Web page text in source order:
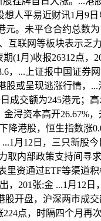
人平易近财讯1月
。未平仓合约总数
互联网等板块表示
(1月)收报26312点
，...上证报中国证
或呈现逃涨行情
交额为245港元；
浔资本高开
港股，恒生指数涨
月12日，三只新股
内部政策支持间寻
资通过ETF等渠道
201张;金 ...1月12
开盘，沪深两市成
点，时隔四个月